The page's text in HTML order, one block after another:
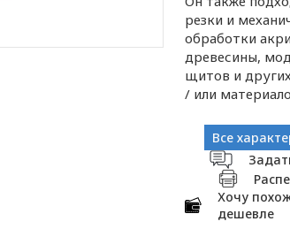
резки и
обработки
древесины,
щитов и
/ или
Все
Хочу
дешевле